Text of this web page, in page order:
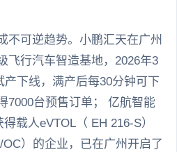
不可逆趋势。小鹏汇天在广州
飞行汽车智造基地，2026年3
产下线，满产后每30分钟可下
7000台预售订单； 亿航智能
载人eVTOL（ EH 216-S）
OC）的企业，已在广州开启了